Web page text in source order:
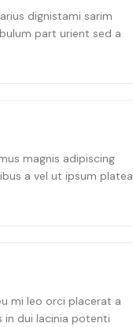
dignistami sarim
part urient sed a
magnis adipiscing
a vel ut ipsum platea
mi leo orci placerat a
dui lacinia potenti